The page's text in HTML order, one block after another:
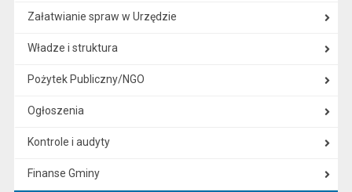
Załatwianie spraw w Urzędzie
Władze i struktura
Pożytek Publiczny/NGO
Ogłoszenia
Kontrole i audyty
Finanse Gminy